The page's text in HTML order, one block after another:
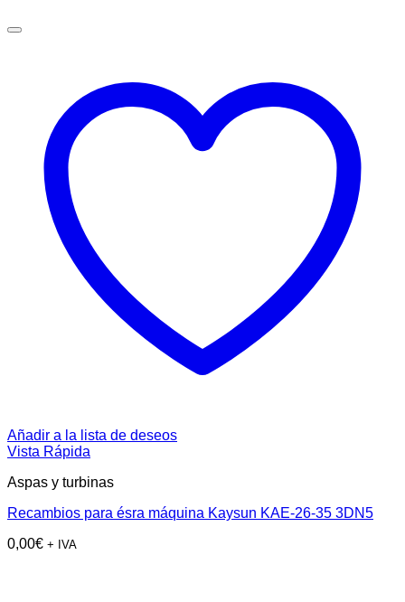
Añadir a la lista de deseos
Vista Rápida
Aspas y turbinas
Recambios para ésra máquina Kaysun KAE-26-35 3DN5
0,00€ + IVA